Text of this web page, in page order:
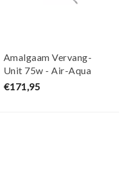
Amalgaam Vervang-
Unit 75w - Air-Aqua
€171,95